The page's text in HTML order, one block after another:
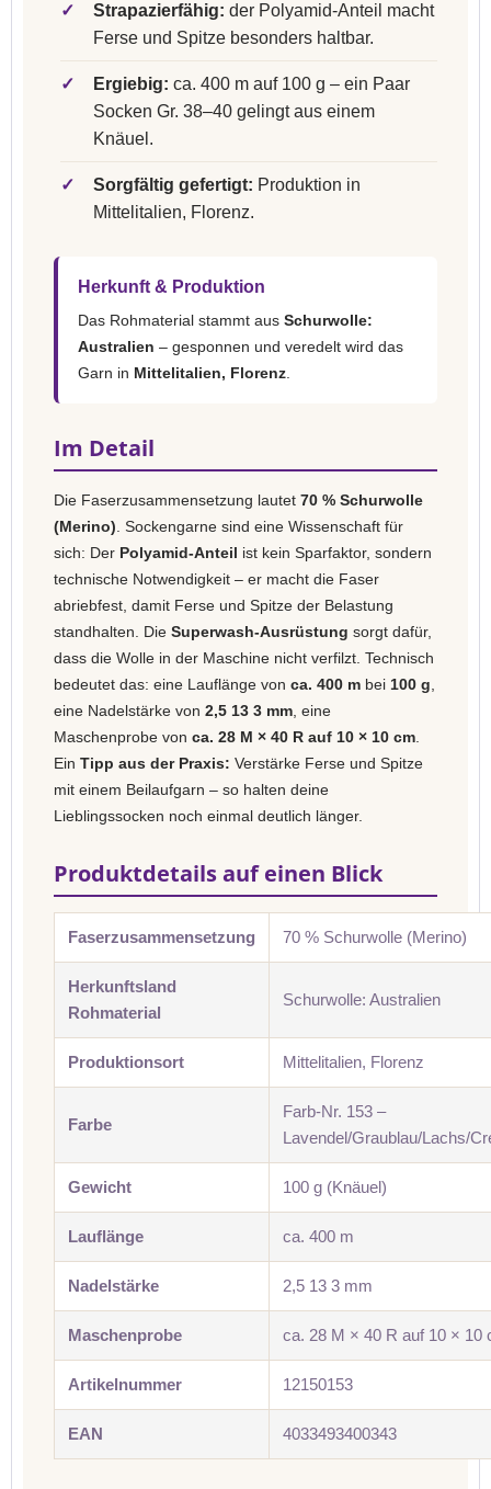
✓ Strapazierfähig: der Polyamid-Anteil macht
Ferse und Spitze besonders haltbar.
✓ Ergiebig: ca. 400 m auf 100 g – ein Paar
Socken Gr. 38–40 gelingt aus einem
Knäuel.
✓ Sorgfältig gefertigt: Produktion in
Mittelitalien, Florenz.
Herkunft & Produktion
Das Rohmaterial stammt aus Schurwolle:
Australien – gesponnen und veredelt wird das
Garn in Mittelitalien, Florenz
Im Detail
Die Faserzusammensetzung lautet 70 % Schurwolle
(Merino) . Sockengarne sind eine Wissenschaft für
sich: Der Polyamid-Anteil ist kein Sparfaktor, sondern
technische Notwendigkeit – er macht die Faser
abriebfest, damit Ferse und Spitze der Belastung
standhalten. Die Superwash-Ausrüstung sorgt dafür,
dass die Wolle in der Maschine nicht verfilzt. Technisch
bedeutet das: eine Lauflänge von ca. 400 m bei 100 g
eine Nadelstärke von 2,5 13 3 mm , eine
Maschenprobe von ca. 28 M × 40 R auf 10 × 10 cm
Ein Tipp aus der Praxis: Verstärke Ferse und Spitze
mit einem Beilaufgarn – so halten deine
Lieblingssocken noch einmal deutlich länger.
Produktdetails auf einen Blick
Faserzusammensetzung 70 % Schurwolle (Merino)
Herkunftsland
Rohmaterial
Schurwolle: Australien
Produktionsort Mittelitalien, Florenz
Farbe
Farb-Nr. 153 –
Lavendel/Graublau/Lachs/
Gewicht 100 g (Knäuel)
Lauflänge ca. 400 m
Nadelstärke 2,5 13 3 mm
Maschenprobe ca. 28 M × 40 R auf 10 × 10
Artikelnummer 12150153
EAN 4033493400343